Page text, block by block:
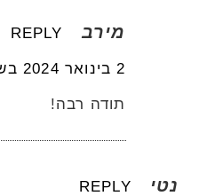
מירב REPLY
2 בינואר 2024 בשעה 17:42
תודה רבה!
נטי REPLY